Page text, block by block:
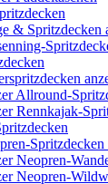
& Spritzdecken
Allround-
Rennkajak-
Spritzdecken
Neopren-
Neopren-